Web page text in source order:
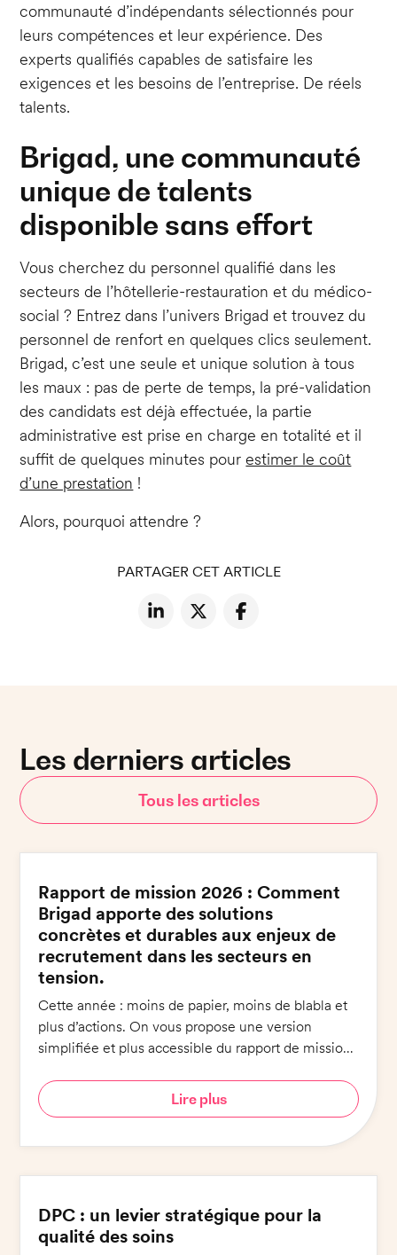
communauté d’indépendants sélectionnés pour
leurs compétences et leur expérience. Des
experts qualifiés capables de satisfaire les
exigences et les besoins de l’entreprise. De réels
talents.
Brigad, une communauté
unique de talents
disponible sans effort
Vous cherchez du personnel qualifié dans les
secteurs de l’hôtellerie-restauration et du médico-
social ? Entrez dans l’univers Brigad et trouvez du
personnel de renfort en quelques clics seulement.
Brigad, c’est une seule et unique solution à tous
les maux : pas de perte de temps, la pré-validation
des candidats est déjà effectuée, la partie
administrative est prise en charge en totalité et il
suffit de quelques minutes pourestimer le coût
d’une prestation !
Alors, pourquoi attendre ?
PARTAGER CET ARTICLE
Les derniers articles
Tous les articles
Rapport de mission 2026 : Comment
Brigad apporte des solutions
concrètes et durables aux enjeux de
recrutement dans les secteurs en
tension.
Cette année : moins de papier, moins de blabla et
plus d’actions. On vous propose une version
simplifiée et plus accessible du rapport de mission :
Lire plus
DPC : un levier stratégique pour la
qualité des soins